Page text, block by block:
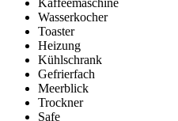
Wasserkocher
Toaster
Heizung
Kühlschrank
Gefrierfach
Meerblick
Trockner
Safe